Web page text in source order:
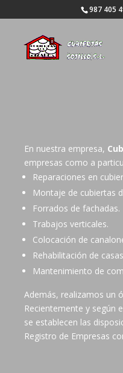
987 405
En nuestra empresa,
empresas como a
Reparaciones en
Montaje de cubiertas
Forrados de fachadas.
Trabajos verticales.
Colocación de
Rehabilitación de
Mantenimiento de
Además, realizamos un
Recientemente y según
se establecen las
Registro de Empresas